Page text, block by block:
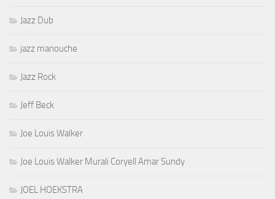
Jazz Dub
jazz manouche
Jazz Rock
Jeff Beck
Joe Louis Walker
Joe Louis Walker Murali Coryell Amar Sundy
JOEL HOEKSTRA